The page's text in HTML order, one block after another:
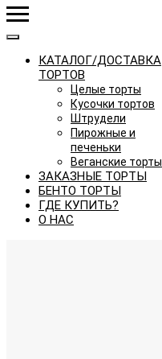
КАТАЛОГ/ДОСТАВКА
ТОРТОВ
Целые торты
Кусочки тортов
Штрудели
Пирожные и
печеньки
Веганские торты
ЗАКАЗНЫЕ ТОРТЫ
БЕНТО ТОРТЫ
ГДЕ КУПИТЬ?
О НАС